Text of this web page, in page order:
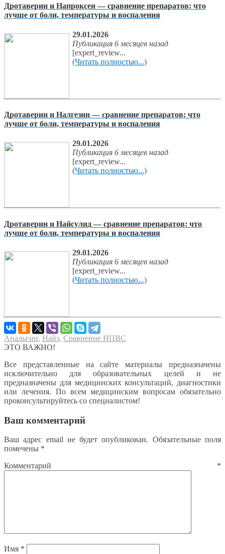
Дротаверин и Напроксен — сравнение препаратов: что
лучше от боли, температуры и воспаления
29.01.2026
Публикация 6 месяцев назад
[expert_review...
(Читать полностью...)
Дротаверин и Налгезин — сравнение препаратов: что
лучше от боли, температуры и воспаления
29.01.2026
Публикация 6 месяцев назад
[expert_review...
(Читать полностью...)
Дротаверин и Найсулид — сравнение препаратов: что
лучше от боли, температуры и воспаления
29.01.2026
Публикация 6 месяцев назад
[expert_review...
(Читать полностью...)
Анальгин, Найз, Сравнение НПВС
ЭТО ВАЖНО!
Все представленные на сайте материалы предназначены
исключительно для образовательных целей и не
предназначены для медицинских консультаций, диагностики
или лечения. По всем медицинским вопросам обязательно
проконсультируйтесь со специалистом!
Ваш комментарий
Ваш адрес email не будет опубликован. Обязательные поля
помечены *
Комментарий *
Имя *